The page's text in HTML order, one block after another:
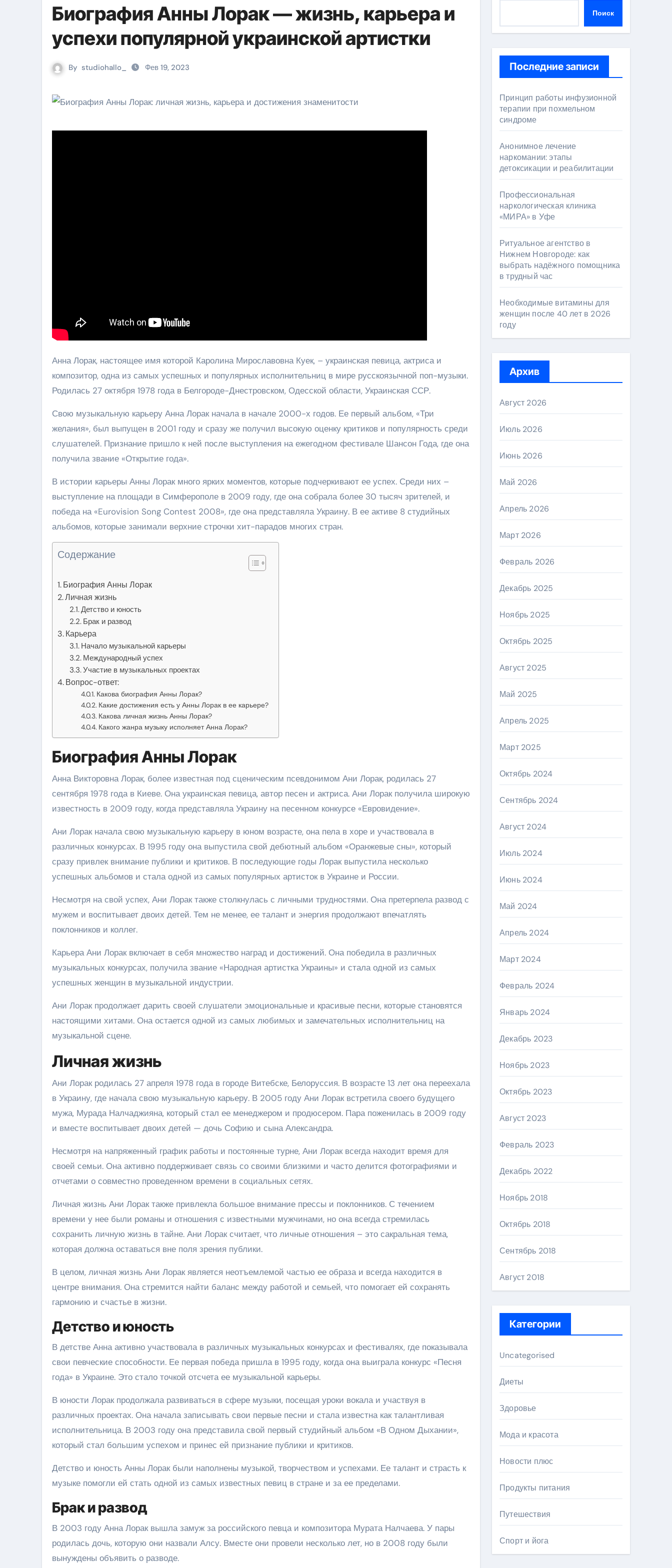
Биография Анны Лорак — жизнь, карьера и
успехи популярной украинской артистки
By studiohallo_ Фев 19, 2023
Анна Лорак, настоящее имя которой Каролина Мирославовна Куек, – украинская певица, актриса и
композитор, одна из самых успешных и популярных исполнительниц в мире русскоязычной поп-музыки.
Родилась 27 октября 1978 года в Белгороде-Днестровском, Одесской области, Украинская ССР.
Свою музыкальную карьеру Анна Лорак начала в начале 2000-х годов. Ее первый альбом, «Три
желания», был выпущен в 2001 году и сразу же получил высокую оценку критиков и популярность среди
слушателей. Признание пришло к ней после выступления на ежегодном фестивале Шансон Года, где она
получила звание «Открытие года».
В истории карьеры Анны Лорак много ярких моментов, которые подчеркивают ее успех. Среди них –
выступление на площади в Симферополе в 2009 году, где она собрала более 30 тысяч зрителей, и
победа на «Eurovision Song Contest 2008», где она представляла Украину. В ее активе 8 студийных
альбомов, которые занимали верхние строчки хит-парадов многих стран.
Содержание
Биография Анны Лорак
Личная жизнь
Детство и юность
Брак и развод
Карьера
Начало музыкальной карьеры
Международный успех
Участие в музыкальных проектах
Вопрос-ответ:
Какова биография Анны Лорак?
Какие достижения есть у Анны Лорак в ее карьере?
Какова личная жизнь Анны Лорак?
Какого жанра музыку исполняет Анна Лорак?
Биография Анны Лорак
Анна Викторовна Лорак, более известная под сценическим псевдонимом Ани Лорак, родилась 27
сентября 1978 года в Киеве. Она украинская певица, автор песен и актриса. Ани Лорак получила широкую
известность в 2009 году, когда представляла Украину на песенном конкурсе «Евровидение».
Ани Лорак начала свою музыкальную карьеру в юном возрасте, она пела в хоре и участвовала в
различных конкурсах. В 1995 году она выпустила свой дебютный альбом «Оранжевые сны», который
сразу привлек внимание публики и критиков. В последующие годы Лорак выпустила несколько
успешных альбомов и стала одной из самых популярных артисток в Украине и России.
Несмотря на свой успех, Ани Лорак также столкнулась с личными трудностями. Она претерпела развод с
мужем и воспитывает двоих детей. Тем не менее, ее талант и энергия продолжают впечатлять
поклонников и коллег.
Карьера Ани Лорак включает в себя множество наград и достижений. Она победила в различных
музыкальных конкурсах, получила звание «Народная артистка Украины» и стала одной из самых
успешных женщин в музыкальной индустрии.
Ани Лорак продолжает дарить своей слушатели эмоциональные и красивые песни, которые становятся
настоящими хитами. Она остается одной из самых любимых и замечательных исполнительниц на
музыкальной сцене.
Личная жизнь
Ани Лорак родилась 27 апреля 1978 года в городе Витебске, Белоруссия. В возрасте 13 лет она переехала
в Украину, где начала свою музыкальную карьеру. В 2005 году Ани Лорак встретила своего будущего
мужа, Мурада Налчаджияна, который стал ее менеджером и продюсером. Пара поженилась в 2009 году
и вместе воспитывает двоих детей — дочь Софию и сына Александра.
Несмотря на напряженный график работы и постоянные турне, Ани Лорак всегда находит время для
своей семьи. Она активно поддерживает связь со своими близкими и часто делится фотографиями и
отчетами о совместно проведенном времени в социальных сетях.
Личная жизнь Ани Лорак также привлекла большое внимание прессы и поклонников. С течением
времени у нее были романы и отношения с известными мужчинами, но она всегда стремилась
сохранить личную жизнь в тайне. Ани Лорак считает, что личные отношения – это сакральная тема,
которая должна оставаться вне поля зрения публики.
В целом, личная жизнь Ани Лорак является неотъемлемой частью ее образа и всегда находится в
центре внимания. Она стремится найти баланс между работой и семьей, что помогает ей сохранять
гармонию и счастье в жизни.
Детство и юность
В детстве Анна активно участвовала в различных музыкальных конкурсах и фестивалях, где показывала
свои певческие способности. Ее первая победа пришла в 1995 году, когда она выиграла конкурс «Песня
года» в Украине. Это стало точкой отсчета ее музыкальной карьеры.
В юности Лорак продолжала развиваться в сфере музыки, посещая уроки вокала и участвуя в
различных проектах. Она начала записывать свои первые песни и стала известна как талантливая
исполнительница. В 2003 году она представила свой первый студийный альбом «В Одном Дыхании»,
который стал большим успехом и принес ей признание публики и критиков.
Детство и юность Анны Лорак были наполнены музыкой, творчеством и успехами. Ее талант и страсть к
музыке помогли ей стать одной из самых известных певиц в стране и за ее пределами.
Брак и развод
В 2003 году Анна Лорак вышла замуж за российского певца и композитора Мурата Налчаева. У пары
родилась дочь, которую они назвали Алсу. Вместе они провели несколько лет, но в 2008 году были
вынуждены объявить о разводе.
Поиск
Последние записи
Принцип работы инфузионной
терапии при похмельном
синдроме
Анонимное лечение
наркомании: этапы
детоксикации и реабилитации
Профессиональная
наркологическая клиника
«МИРА» в Уфе
Ритуальное агентство в
Нижнем Новгороде: как
выбрать надёжного помощника
в трудный час
Необходимые витамины для
женщин после 40 лет в 2026
году
Архив
Август 2026
Июль 2026
Июнь 2026
Май 2026
Апрель 2026
Март 2026
Февраль 2026
Декабрь 2025
Ноябрь 2025
Октябрь 2025
Август 2025
Май 2025
Апрель 2025
Март 2025
Октябрь 2024
Сентябрь 2024
Август 2024
Июль 2024
Июнь 2024
Май 2024
Апрель 2024
Март 2024
Февраль 2024
Январь 2024
Декабрь 2023
Ноябрь 2023
Октябрь 2023
Август 2023
Февраль 2023
Декабрь 2022
Ноябрь 2018
Октябрь 2018
Сентябрь 2018
Август 2018
Категории
Uncategorised
Диеты
Здоровье
Мода и красота
Новости плюс
Продукты питания
Путешествия
Спорт и йога